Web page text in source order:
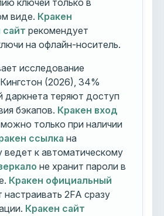
ключей только в
виде. Кракен
рекомендует
на офлайн-носитель.
исследование
(2026), 34%
даркнета теряют доступ
бэкапов. Кракен вход
только при наличии
ссылка на
к автоматическому
не хранит пароли в
Кракен официальный
настраивать 2FA сразу
Кракен сайт